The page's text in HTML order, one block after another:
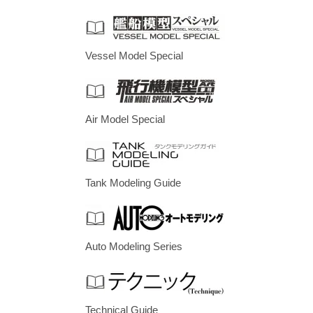
Vessel Model Special
Air Model Special
Tank Modeling Guide
Auto Modeling Series
Technical Guide